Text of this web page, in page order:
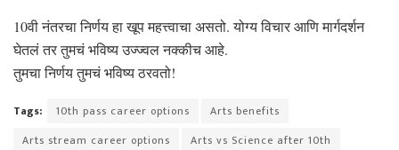
10वी नंतरचा निर्णय हा खूप महत्त्वाचा असतो. योग्य विचार आणि मार्गदर्शन
घेतलं तर तुमचं भविष्य उज्ज्वल नक्कीच आहे.
तुमचा निर्णय तुमचं भविष्य ठरवतो!
Tags: 10th pass career options
Arts benefits
Arts stream career options
Arts vs Science after 10th